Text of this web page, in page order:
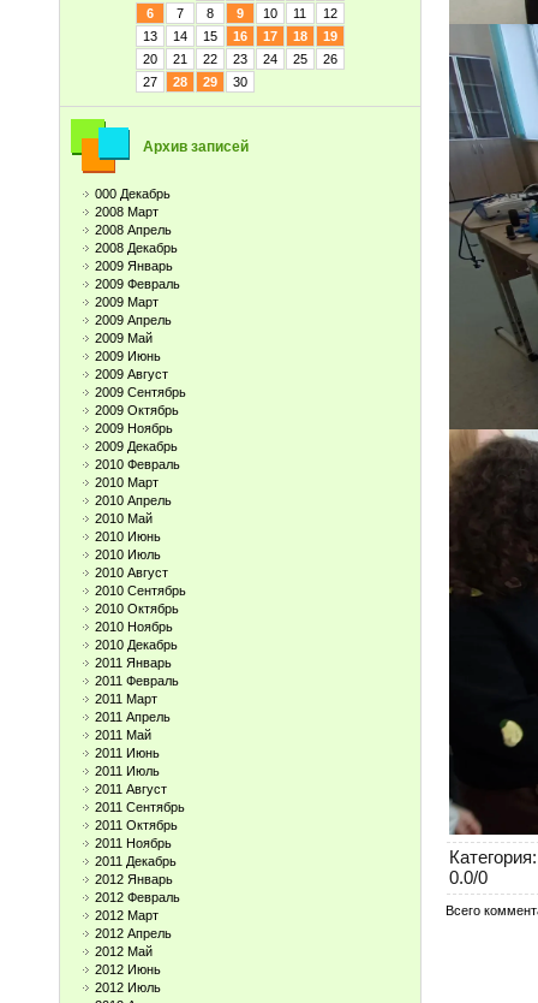
6
7 8 9 10 11
12
13
14 15 16 17 18
19
20
21 22 23 24 25
26
27
28 29 30
Архив записей
000 Декабрь
2008 Март
2008 Апрель
2008 Декабрь
2009 Январь
2009 Февраль
2009 Март
2009 Апрель
2009 Май
2009 Июнь
2009 Август
2009 Сентябрь
2009 Октябрь
2009 Ноябрь
2009 Декабрь
2010 Февраль
2010 Март
2010 Апрель
2010 Май
2010 Июнь
2010 Июль
2010 Август
2010 Сентябрь
2010 Октябрь
2010 Ноябрь
2010 Декабрь
2011 Январь
2011 Февраль
2011 Март
2011 Апрель
2011 Май
2011 Июнь
2011 Июль
2011 Август
2011 Сентябрь
2011 Октябрь
2011 Ноябрь
2011 Декабрь
2012 Январь
2012 Февраль
2012 Март
2012 Апрель
2012 Май
2012 Июнь
2012 Июль
Категория:
0.0/0
Всего